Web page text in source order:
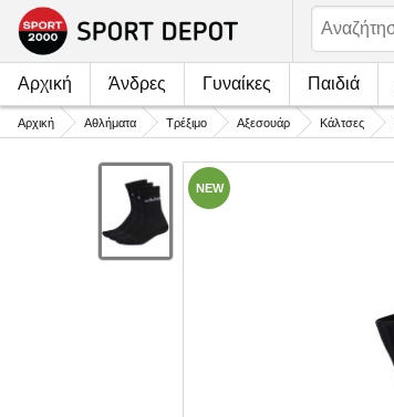
Αρχική Άνδρες Γυναίκες Παιδιά
Αρχική Αθλήματα Τρέξιμο Αξεσουάρ Κάλτσες
NEW